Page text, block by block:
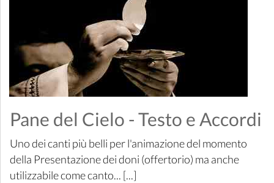
Pane del Cielo - Testo e Accordi
Uno dei canti più belli per l'animazione del momento
della Presentazione dei doni (offertorio) ma anche
utilizzabile come canto... [...]